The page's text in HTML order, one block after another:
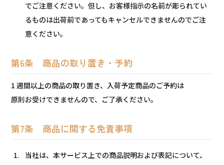
でご注意ください。但し、お客様指示の名前が彫られてい
るものは出荷前であってもキャンセルできませんのでご注
意ください。
第6条 商品の取り置き・予約
1 週間以上の商品の取り置き、入荷予定商品のご予約は
原則お受けできませんので、ご了承ください。
第7条 商品に関する免責事項
当社は、本サービス上での商品説明および表記について、